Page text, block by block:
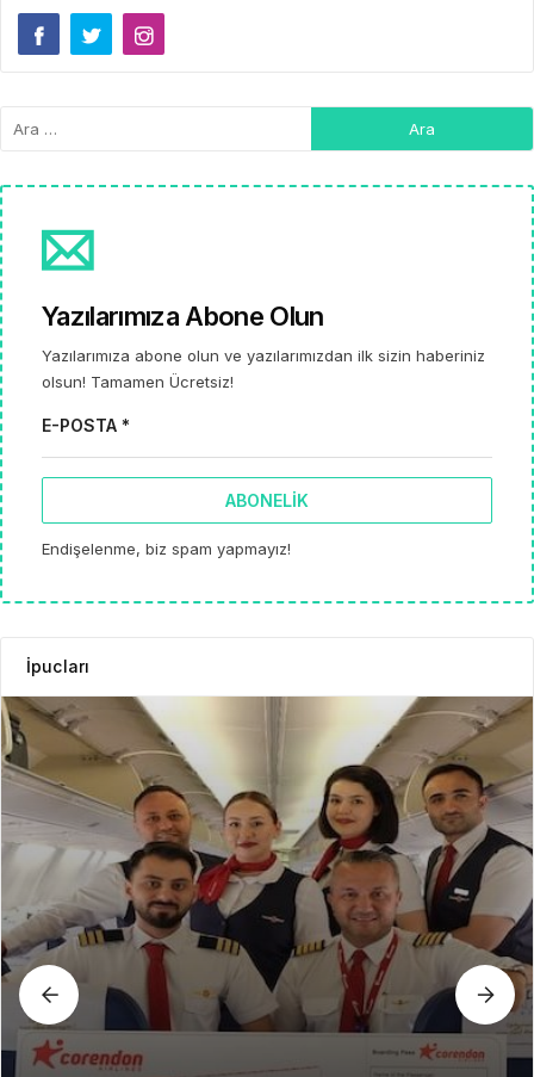
Yazılarımıza Abone Olun
Yazılarımıza abone olun ve yazılarımızdan ilk sizin haberiniz
olsun! Tamamen Ücretsiz!
E-POSTA *
ABONELIK
Endişelenme, biz spam yapmayız!
İpucları